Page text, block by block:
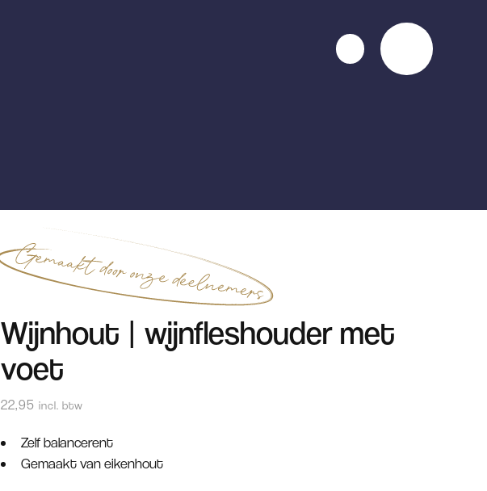
Wijnhout | wijnfleshouder met
voet
22,95 incl. btw
Zelf balancerent
Gemaakt van eikenhout